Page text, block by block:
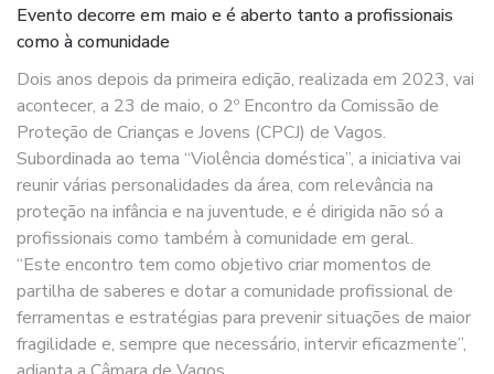
Evento decorre em maio e é aberto tanto a profissionais
como à comunidade
Dois anos depois da primeira edição, realizada em 2023, vai
acontecer, a 23 de maio, o 2º Encontro da Comissão de
Proteção de Crianças e Jovens (CPCJ) de Vagos.
Subordinada ao tema “Violência doméstica”, a iniciativa vai
reunir várias personalidades da área, com relevância na
proteção na infância e na juventude, e é dirigida não só a
profissionais como também à comunidade em geral.
“Este encontro tem como objetivo criar momentos de
partilha de saberes e dotar a comunidade profissional de
ferramentas e estratégias para prevenir situações de maior
fragilidade e, sempre que necessário, intervir eficazmente”,